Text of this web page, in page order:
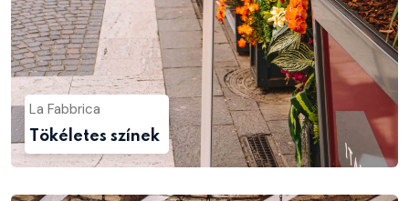
La Fabbrica
Tökéletes színek